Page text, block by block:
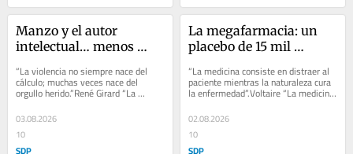
Manzo y el autor
intelectual… menos
“La violencia no siempre nace del
cálculo; muchas veces nace del
orgullo herido.”René Girard “La
violencia no siempre nace del
cálculo;...
03.08.2026
10
SDP
La megafarmacia: un
placebo de 15 mil
“La medicina consiste en distraer al
paciente mientras la naturaleza cura
la enfermedad”.Voltaire “La medicina
02.08.2026
10
SDP